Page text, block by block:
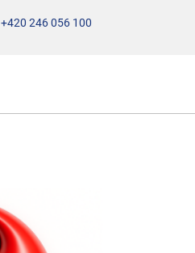
+420 246 056 100